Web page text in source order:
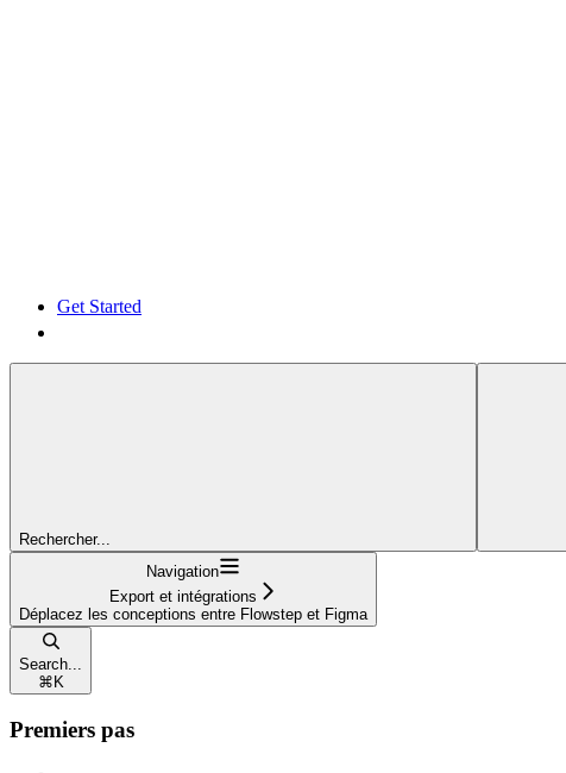
Get Started
Rechercher...
Navigation
Export et intégrations
Déplacez les conceptions entre Flowstep et Figma
Search...
⌘ K
Premiers pas